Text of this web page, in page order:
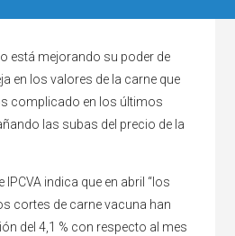
está mejorando su poder de
en los valores de la carne que
complicado en los últimos
las subas del precio de la
IPCVA indica que en abril “los
cortes de carne vacuna han
del 4,1 % con respecto al mes